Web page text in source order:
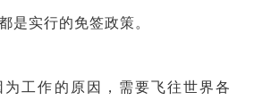
是实行的免签政策。
工作的原因，需要飞往世界各